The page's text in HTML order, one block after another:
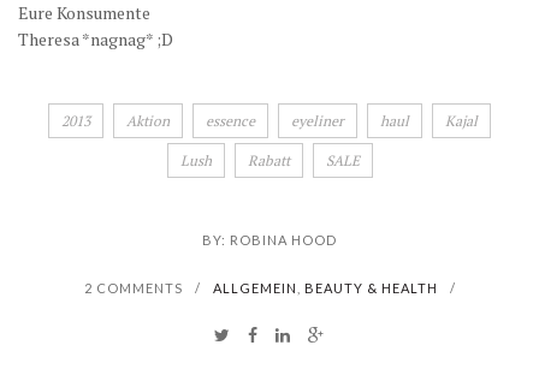
Eure Konsumente
Theresa *nagnag* ;D
2013 Aktion essence eyeliner haul Kajal
Lush Rabatt SALE
BY: ROBINA HOOD
2 COMMENTS / ALLGEMEIN BEAUTY & HEALTH /